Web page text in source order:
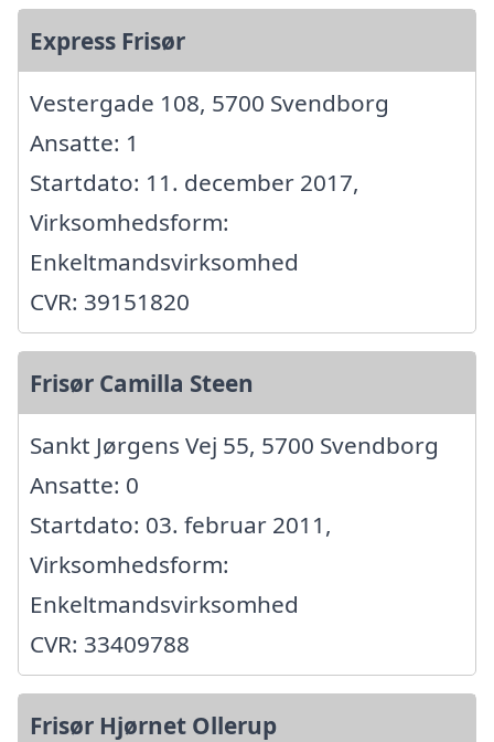
Express Frisør
Vestergade 108, 5700 Svendborg
Ansatte: 1
Startdato: 11. december 2017,
Virksomhedsform:
Enkeltmandsvirksomhed
CVR: 39151820
Frisør Camilla Steen
Sankt Jørgens Vej 55, 5700 Svendborg
Ansatte: 0
Startdato: 03. februar 2011,
Virksomhedsform:
Enkeltmandsvirksomhed
CVR: 33409788
Frisør Hjørnet Ollerup